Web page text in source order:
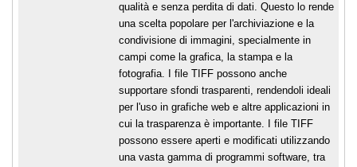
qualità e senza perdita di dati. Questo lo rende
una scelta popolare per l'archiviazione e la
condivisione di immagini, specialmente in
campi come la grafica, la stampa e la
fotografia. I file TIFF possono anche
supportare sfondi trasparenti, rendendoli ideali
per l'uso in grafiche web e altre applicazioni in
cui la trasparenza è importante. I file TIFF
possono essere aperti e modificati utilizzando
una vasta gamma di programmi software, tra